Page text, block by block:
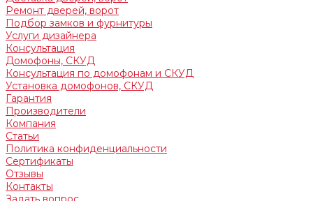
Ремонт дверей, ворот
Подбор замков и фурнитуры
Услуги дизайнера
Консультация
Домофоны, СКУД
Консультация по домофонам и СКУД
Установка домофонов, СКУД
Гарантия
Производители
Компания
Статьи
Политика конфиденциальности
Сертификаты
Отзывы
Контакты